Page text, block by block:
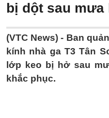
bị dột sau mưa
(VTC News) - Ban
kính nhà ga T3 Tân
lớp keo bị hở sau
khắc phục.